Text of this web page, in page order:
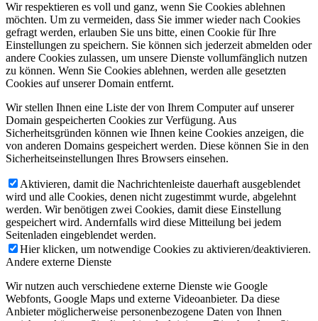
Wir respektieren es voll und ganz, wenn Sie Cookies ablehnen
möchten. Um zu vermeiden, dass Sie immer wieder nach Cookies
gefragt werden, erlauben Sie uns bitte, einen Cookie für Ihre
Einstellungen zu speichern. Sie können sich jederzeit abmelden oder
andere Cookies zulassen, um unsere Dienste vollumfänglich nutzen
zu können. Wenn Sie Cookies ablehnen, werden alle gesetzten
Cookies auf unserer Domain entfernt.
Wir stellen Ihnen eine Liste der von Ihrem Computer auf unserer
Domain gespeicherten Cookies zur Verfügung. Aus
Sicherheitsgründen können wie Ihnen keine Cookies anzeigen, die
von anderen Domains gespeichert werden. Diese können Sie in den
Sicherheitseinstellungen Ihres Browsers einsehen.
Aktivieren, damit die Nachrichtenleiste dauerhaft ausgeblendet
wird und alle Cookies, denen nicht zugestimmt wurde, abgelehnt
werden. Wir benötigen zwei Cookies, damit diese Einstellung
gespeichert wird. Andernfalls wird diese Mitteilung bei jedem
Seitenladen eingeblendet werden.
Hier klicken, um notwendige Cookies zu aktivieren/deaktivieren.
Andere externe Dienste
Wir nutzen auch verschiedene externe Dienste wie Google
Webfonts, Google Maps und externe Videoanbieter. Da diese
Anbieter möglicherweise personenbezogene Daten von Ihnen